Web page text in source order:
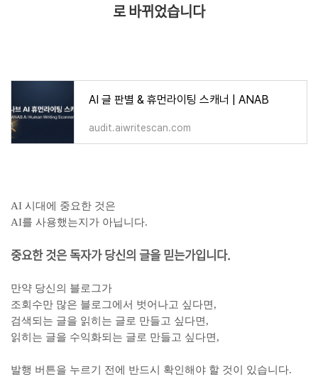
로 바뀌었습니다
AI 글 판별 & 휴먼라이팅 스캐너 | ANAB
audit.aiwritescan.com
AI 시대에 중요한 것은
AI를 사용했는지가 아닙니다.
중요한 것은 독자가 당신의 글을 믿는가입니다.
만약 당신의 블로그가
조회수만 많은 블로그에서 벗어나고 싶다면,
검색되는 글을 읽히는 글로 만들고 싶다면,
읽히는 글을 수익화되는 글로 만들고 싶다면,
발행 버튼을 누르기 전에 반드시 확인해야 할 것이 있습니다.